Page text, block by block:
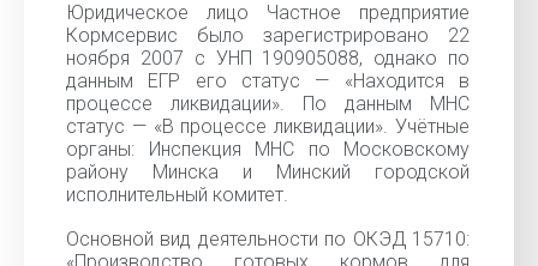
Юридическое лицо Частное предприятие
Кормсервис было зарегистрировано 22
ноября 2007 с УНП 190905088, однако по
данным ЕГР его статус — «Находится в
процессе ликвидации». По данным МНС
статус — «В процессе ликвидации». Учётные
органы: Инспекция МНС по Московскому
району Минска и Минский городской
исполнительный комитет.
Основной вид деятельности по ОКЭД 15710: